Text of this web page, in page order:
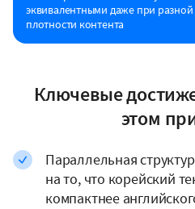
эквивалентными даже при разной
плотности контента
Ключевые
этом
Параллельная
на то, что корейский
компактнее